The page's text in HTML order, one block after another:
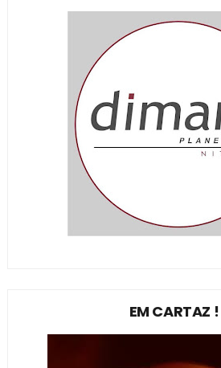
EM CARTAZ !